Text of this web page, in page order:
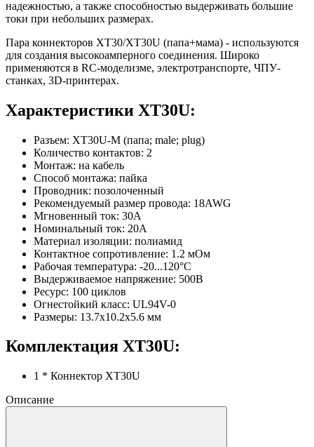
надежностью, а также способностью выдерживать большие
токи при небольших размерах.
Пара коннекторов XT30/XT30U (папа+мама) - используются
для создания высокоамперного соединения. Широко
применяются в RC-моделизме, электротранспорте, ЧПУ-
станках, 3D-принтерах.
Характеристики XT30U:
Разъем: XT30U-M (папа; male; plug)
Количество контактов: 2
Монтаж: на кабель
Способ монтажа: пайка
Проводник: позолоченный
Рекомендуемый размер провода: 18AWG
Мгновенный ток: 30А
Номинальный ток: 20А
Материал изоляции: полиамид
Контактное сопротивление: 1.2 мОм
Рабочая температура: -20...120°C
Выдерживаемое напряжение: 500В
Ресурс: 100 циклов
Огнестойкий класс: UL94V-0
Размеры: 13.7х10.2х5.6 мм
Комплектация XT30U:
1 * Коннектор XT30U
Описание